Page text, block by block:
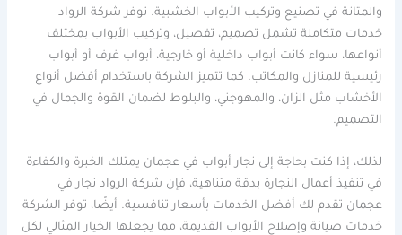
والمتانة في تصنيع وتركيب الأبواب الخشبية. توفر شركة الرواد
خدمات متكاملة تشمل تصميم، تفصيل، وتركيب الأبواب بمختلف
أنواعها، سواء كانت أبواب داخلية أو خارجية، أبواب غرف أو أبواب
رئيسية للمنازل والمكاتب. كما تتميز الشركة باستخدام أفضل أنواع
الأخشاب مثل الزان، والمهوجني، والبلوط لضمان القوة والجمال في
التصميم.
لذلك، إذا كنت بحاجة إلى نجار أبواب في عجمان يمتلك الخبرة والكفاءة
في تنفيذ أعمال النجارة بدقة متناهية، فإن شركة الرواد نجار في
عجمان تقدم لك أفضل الخدمات بأسعار تنافسية. أيضًا، توفر الشركة
خدمات صيانة وإصلاح الأبواب القديمة، مما يجعلها الخيار المثالي لكل